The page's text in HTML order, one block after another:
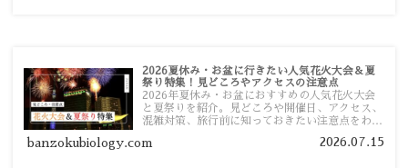
2026夏休み・お盆に行きたい人気花火大会＆夏
祭り特集！見どころやアクセスの注意点
2026年夏休み・お盆におすすめの人気花火大会
と夏祭りを紹介。見どころや開催日、アクセス、
混雑対策、旅行前に知っておきたい注意点をわか
banzokubiology.com 2026.07.15